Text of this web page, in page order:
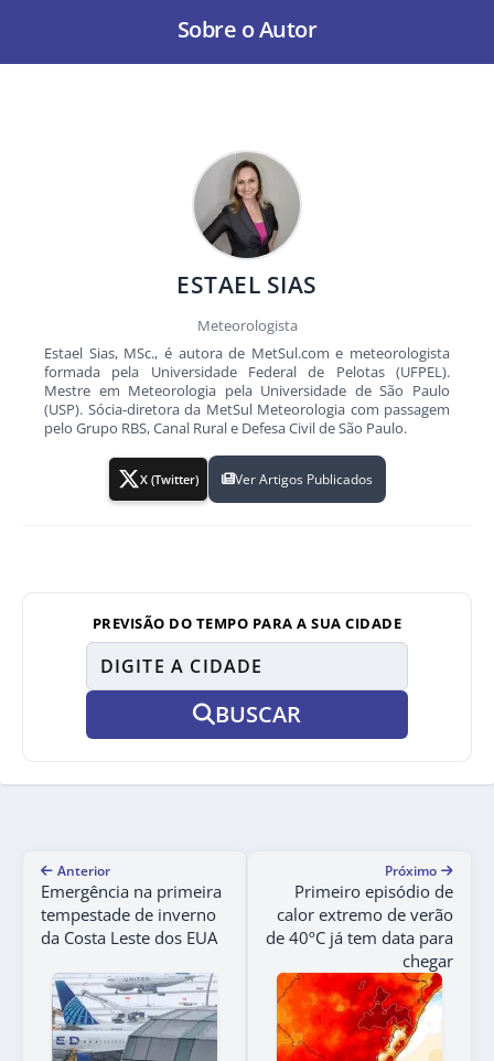
Sobre o Autor
ESTAEL SIAS
Meteorologista
Estael Sias, MSc., é autora de MetSul.com e meteorologista
formada pela Universidade Federal de Pelotas (UFPEL).
Mestre em Meteorologia pela Universidade de São Paulo
(USP). Sócia-diretora da MetSul Meteorologia com passagem
pelo Grupo RBS, Canal Rural e Defesa Civil de São Paulo.
X (Twitter) Ver Artigos Publicados
PREVISÃO DO TEMPO PARA A SUA CIDADE
BUSCAR
Anterior
Emergência na primeira
tempestade de inverno
da Costa Leste dos EUA
Próximo
Primeiro episódio de
calor extremo de verão
de 40ºC já tem data para
chegar